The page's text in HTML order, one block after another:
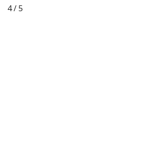
4 / 5